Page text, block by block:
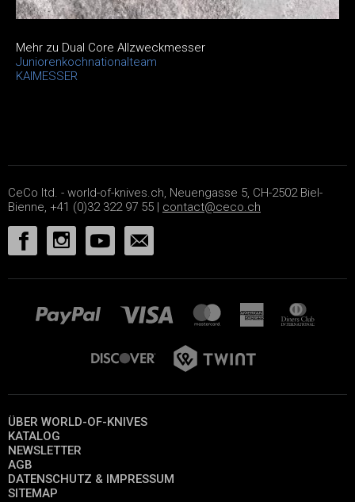
Mehr zu Dual Core Allzweckmesser
Juniorenkochnationalteam
KAIMESSER
CeCo ltd. - world-of-knives.ch, Neuengasse 5, CH-2502 Biel-
Bienne, +41 (0)32 322 97 55 | contact@ceco.ch
ÜBER WORLD-OF-KNIVES
KATALOG
NEWSLETTER
AGB
DATENSCHUTZ & IMPRESSUM
SITEMAP